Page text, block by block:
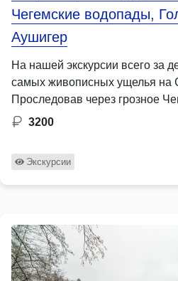
Чегемские водопады,
Аушигер
На нашей экскурсии всего за
самых живописных ущелья на
Проследовав через грозное
3200
Экскурсии